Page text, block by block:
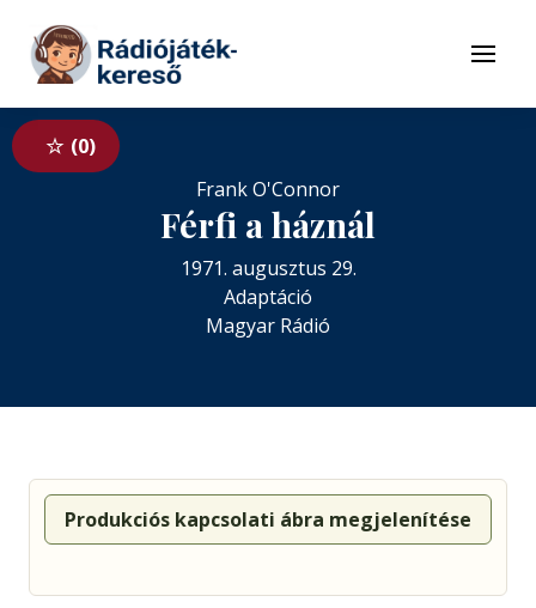
Tovább a tartalomhoz
Menü
0
Frank O'Connor
Férfi a háznál
1971. augusztus 29.
Adaptáció
Magyar Rádió
Produkciós kapcsolati ábra megjelenítése